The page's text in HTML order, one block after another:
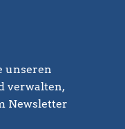
unseren
verwalten,
Newsletter